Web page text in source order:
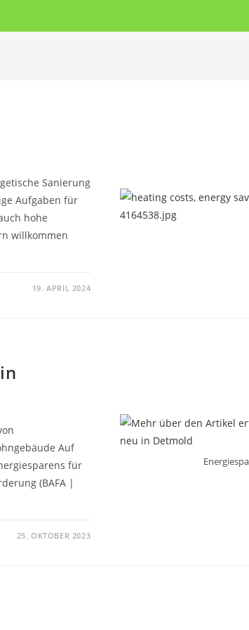
Sanierung
Aufgaben für
hohe
willkommen
19. APRIL 2024
Auf
für
(BAFA |
25. OKTOBER 2023